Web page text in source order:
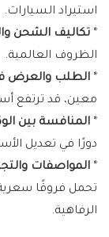
استيراد السيارات.
* تكاليف الشحن
الظروف العالمية.
* الطلب والعرض
معين، قد ترتفع
* المنافسة بين
دورًا في تعديل
* المواصفات
تحمل فروقًا
الرفاهية.